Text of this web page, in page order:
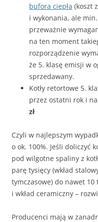
bufora ciepła (koszt
i wykonania, ale min.
przeważnie
na ten moment
rozporządzenie
że 5. klasę emisji w
sprzedawany.
Kotły retortowe 5.
przez ostatni rok i
zł
Czyli w najlepszym
o ok. 100%. Jeśli doliczyć
pod wilgotne spaliny z
parę tysięcy (wkład
tymczasowe) do nawet
i wkład ceramiczny –
Producenci mają w